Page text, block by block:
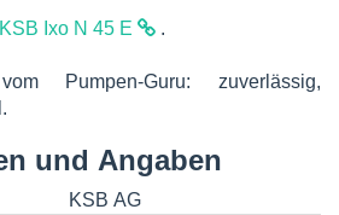
KSB Ixo N 45 E .
Pumpen-Guru: zuverlässig,
und Angaben
KSB AG